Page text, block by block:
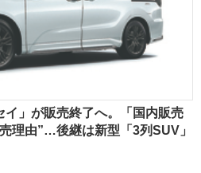
」が販売終了へ。「国内販売
理由”…後継は新型「3列SUV」